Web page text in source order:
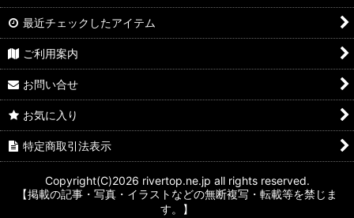
最近チェックしたアイテム
ご利用案内
お問い合せ
お気に入り
特定商取引法表示
Copyright(C)2026 rivertop.ne.jp all rights reserved.
【掲載の記事・写真・イラストなどの無断複写・転載等を禁じま
す。】